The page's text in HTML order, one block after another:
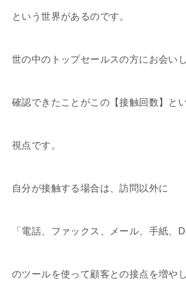
という世界があるのです。
世の中のトップセールスの方にお会い
確認できたことがこの【接触回数】と
視点です。
自分が接触する場合は、訪問以外に
「電話、ファックス、メール、手紙、
のツールを使って顧客との接点を増やし